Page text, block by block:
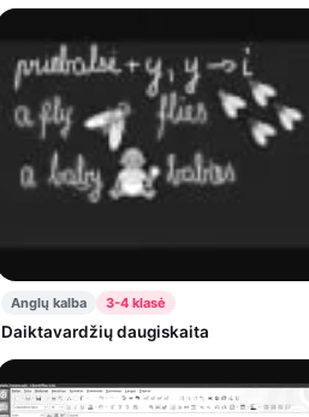
Anglų kalba 3-4 klasė
Daiktavardžių daugiskaita